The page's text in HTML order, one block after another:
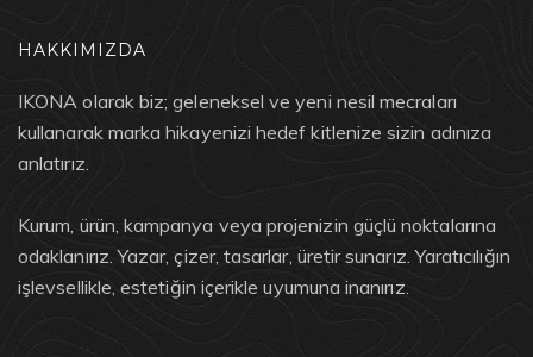
HAKKIMIZDA
IKONA olarak biz; geleneksel ve yeni nesil mecraları
kullanarak marka hikayenizi hedef kitlenize sizin adınıza
anlatırız.
Kurum, ürün, kampanya veya projenizin güçlü noktalarına
odaklanırız. Yazar, çizer, tasarlar, üretir sunarız. Yaratıcılığın
işlevsellikle, estetiğin içerikle uyumuna inanırız.